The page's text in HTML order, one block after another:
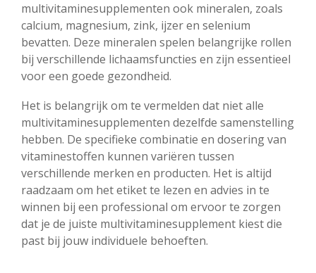
multivitaminesupplementen ook mineralen, zoals
calcium, magnesium, zink, ijzer en selenium
bevatten. Deze mineralen spelen belangrijke rollen
bij verschillende lichaamsfuncties en zijn essentieel
voor een goede gezondheid.
Het is belangrijk om te vermelden dat niet alle
multivitaminesupplementen dezelfde samenstelling
hebben. De specifieke combinatie en dosering van
vitaminestoffen kunnen variëren tussen
verschillende merken en producten. Het is altijd
raadzaam om het etiket te lezen en advies in te
winnen bij een professional om ervoor te zorgen
dat je de juiste multivitaminesupplement kiest die
past bij jouw individuele behoeften.